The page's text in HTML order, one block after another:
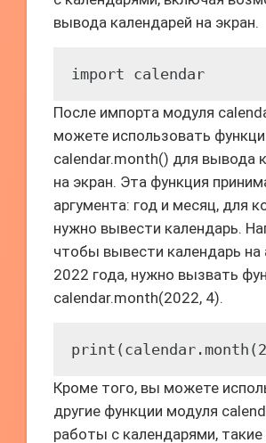
вывода календарей на экран.
import calendar
После импорта модуля
можете использовать
calendar.month() для вывода
на экран. Эта функция
аргумента: год и месяц, для
нужно вывести календарь.
чтобы вывести календарь на
2022 года, нужно вызвать
calendar.month(2022, 4).
Кроме того, вы можете
другие функции модуля
работы с календарями, такие